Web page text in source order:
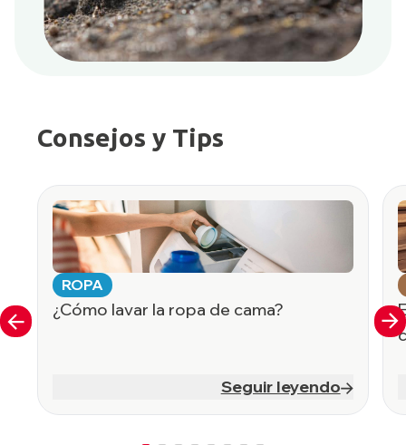
Consejos y Tips
ROPA
¿Cómo lavar la ropa de cama?
Seguir leyendo